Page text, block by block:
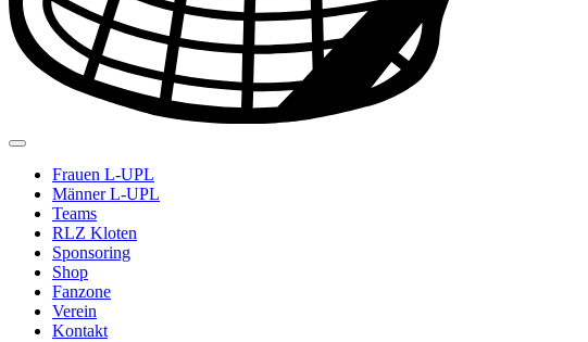
Frauen L-UPL
Männer L-UPL
Teams
RLZ Kloten
Sponsoring
Shop
Fanzone
Verein
Kontakt